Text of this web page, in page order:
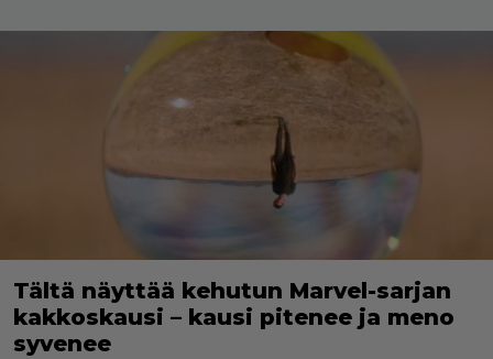
Tältä näyttää kehutun Marvel-sarjan
kakkoskausi – kausi pitenee ja meno
syvenee